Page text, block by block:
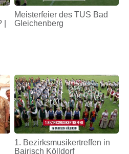
Meisterfeier des TUS Bad
Gleichenberg
1. Bezirksmusikertreffen in
Bairisch Kölldorf